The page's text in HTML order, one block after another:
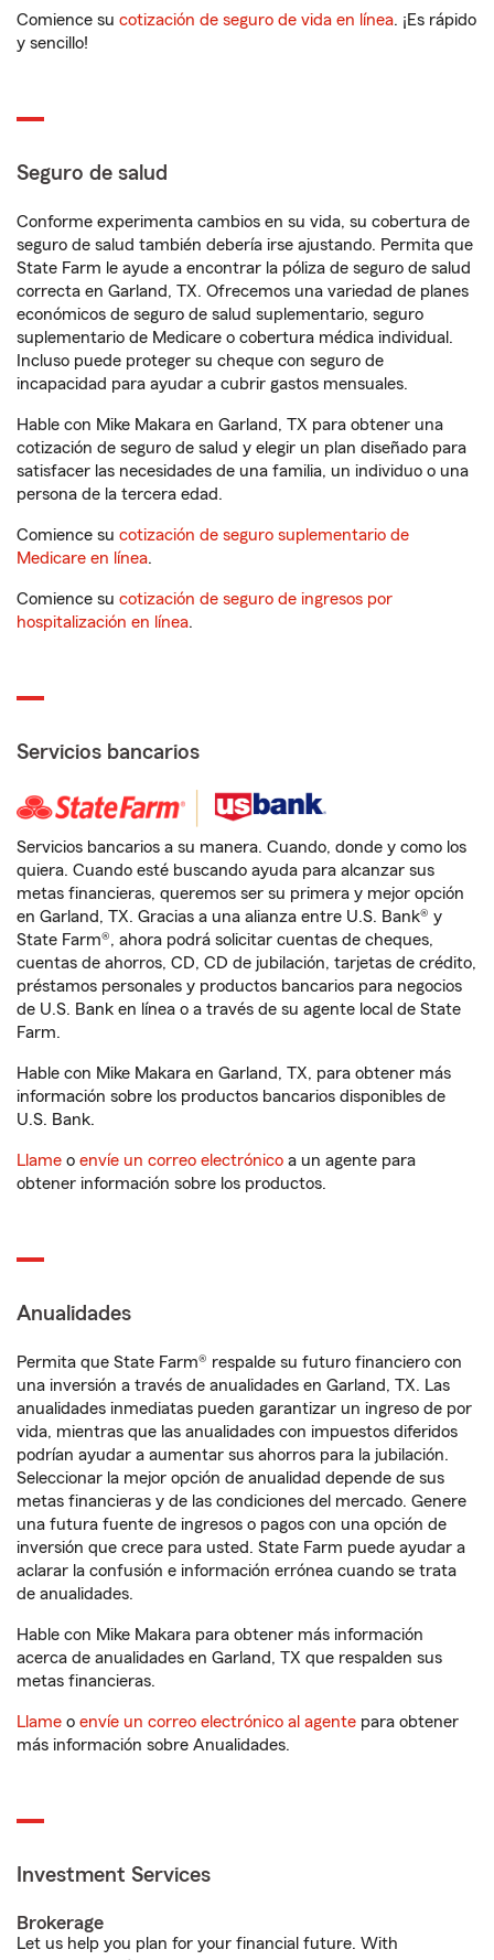
Comience su cotización de seguro de vida en línea. ¡Es rápido
y sencillo!
Seguro de salud
Conforme experimenta cambios en su vida, su cobertura de
seguro de salud también debería irse ajustando. Permita que
State Farm le ayude a encontrar la póliza de seguro de salud
correcta en Garland, TX. Ofrecemos una variedad de planes
económicos de seguro de salud suplementario, seguro
suplementario de Medicare o cobertura médica individual.
Incluso puede proteger su cheque con seguro de
incapacidad para ayudar a cubrir gastos mensuales.
Hable con Mike Makara en Garland, TX para obtener una
cotización de seguro de salud y elegir un plan diseñado para
satisfacer las necesidades de una familia, un individuo o una
persona de la tercera edad.
Comience su cotización de seguro suplementario de
Medicare en línea.
Comience su cotización de seguro de ingresos por
hospitalización en línea.
Servicios bancarios
Servicios bancarios a su manera. Cuando, donde y como los
quiera. Cuando esté buscando ayuda para alcanzar sus
metas financieras, queremos ser su primera y mejor opción
en Garland, TX. Gracias a una alianza entre U.S. Bank® y
State Farm®, ahora podrá solicitar cuentas de cheques,
cuentas de ahorros, CD, CD de jubilación, tarjetas de crédito,
préstamos personales y productos bancarios para negocios
de U.S. Bank en línea o a través de su agente local de State
Farm.
Hable con Mike Makara en Garland, TX, para obtener más
información sobre los productos bancarios disponibles de
U.S. Bank.
Llame o envíe un correo electrónico a un agente para
obtener información sobre los productos.
Anualidades
Permita que State Farm® respalde su futuro financiero con
una inversión a través de anualidades en Garland, TX. Las
anualidades inmediatas pueden garantizar un ingreso de por
vida, mientras que las anualidades con impuestos diferidos
podrían ayudar a aumentar sus ahorros para la jubilación.
Seleccionar la mejor opción de anualidad depende de sus
metas financieras y de las condiciones del mercado. Genere
una futura fuente de ingresos o pagos con una opción de
inversión que crece para usted. State Farm puede ayudar a
aclarar la confusión e información errónea cuando se trata
de anualidades.
Hable con Mike Makara para obtener más información
acerca de anualidades en Garland, TX que respalden sus
metas financieras.
Llame o envíe un correo electrónico al agente para obtener
más información sobre Anualidades.
Investment Services
Brokerage
Let us help you plan for your financial future. With